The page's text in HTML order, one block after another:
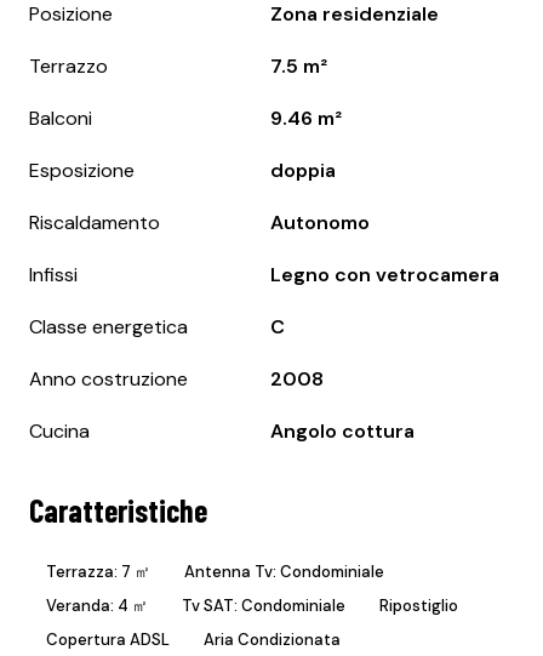
Posizione Zona residenziale
Terrazzo 7.5 m²
Balconi 9.46 m²
Esposizione doppia
Riscaldamento Autonomo
Infissi Legno con vetrocamera
Classe energetica C
Anno costruzione 2008
Cucina Angolo cottura
Caratteristiche
Terrazza: 7 ㎡
Antenna Tv: Condominiale
Veranda: 4 ㎡
Tv SAT: Condominiale
Ripostiglio
Copertura ADSL
Aria Condizionata